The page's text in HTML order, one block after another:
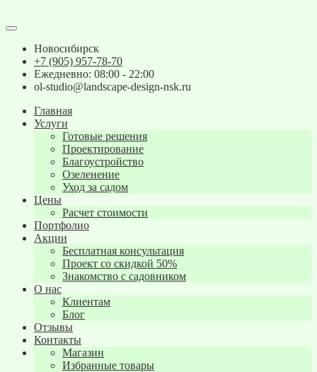
Новосибирск
+7 (905) 957-78-70
Ежедневно: 08:00 - 22:00
ol-studio@landscape-design-nsk.ru
Главная
Услуги
Готовые решения
Проектирование
Благоустройство
Озеленение
Уход за садом
Цены
Расчет стоимости
Портфолио
Акции
Бесплатная консультация
Проект со скидкой 50%
Знакомство с садовником
О нас
Клиентам
Блог
Отзывы
Контакты
Магазин
Избранные товары